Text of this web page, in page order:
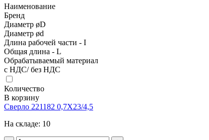
Наименование
Бренд
Диаметр øD
Диаметр ød
Длина рабочей части - I
Общая длина - L
Обрабатываемый материал
с НДС/ без НДС
Количество
В корзину
Сверло 221182 0,7X23/4,5
На складе: 10